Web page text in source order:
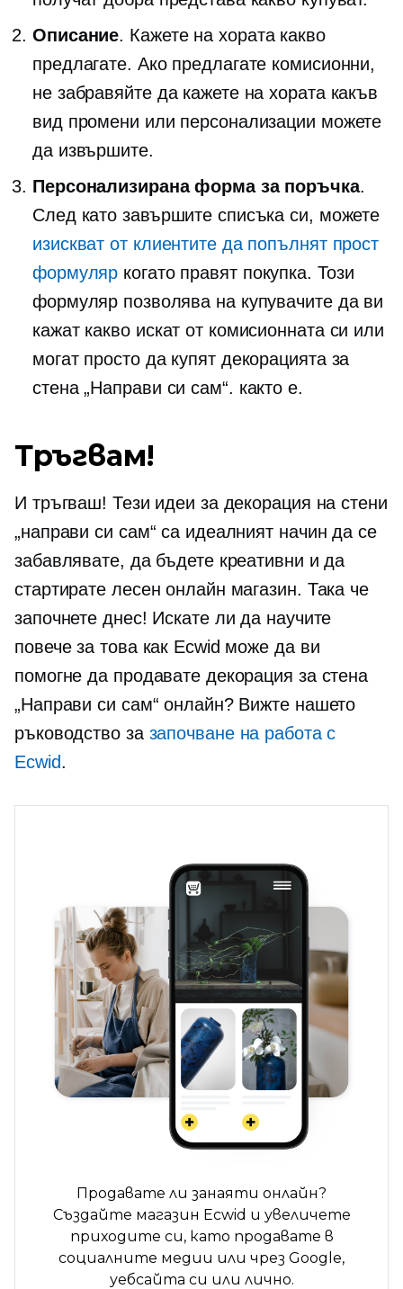
Описание. Кажете на хората какво
предлагате. Ако предлагате комисионни,
не забравяйте да кажете на хората какъв
вид промени или персонализации можете
да извършите.
Персонализирана форма за поръчка.
След като завършите списъка си, можете
изискват от клиентите да попълнят прост
формуляр когато правят покупка. Този
формуляр позволява на купувачите да ви
кажат какво искат от комисионната си или
могат просто да купят декорацията за
стена „Направи си сам“. както е.
Тръгвам!
И тръгваш! Тези идеи за декорация на стени
„направи си сам“ са идеалният начин да се
забавлявате, да бъдете креативни и да
стартирате лесен онлайн магазин. Така че
започнете днес! Искате ли да научите
повече за това как Ecwid може да ви
помогне да продавате декорация за стена
„Направи си сам“ онлайн? Вижте нашето
ръководство за започване на работа с
Ecwid.
Продавате ли занаяти онлайн?
Създайте магазин Ecwid и увеличете
приходите си, като продавате в
социалните медии или чрез Google,
уебсайта си или лично.